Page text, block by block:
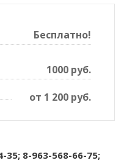
Бесплатно!
1000 руб.
от 1 200 руб.
8-963-568-66-75;